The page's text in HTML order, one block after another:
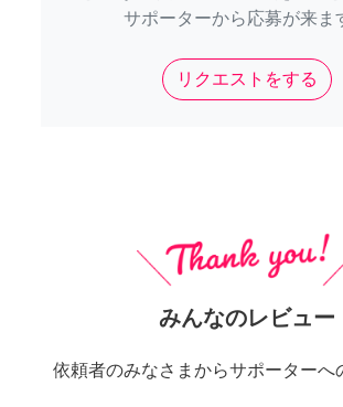
サポーターから応募が来ま
リクエストをする
みんなのレビュー
依頼者のみなさまからサポーターへ